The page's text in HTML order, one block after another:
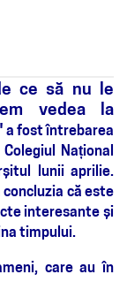
ce să nu le
vedea la
a fost întrebarea
Național
lunii aprilie.
că este
interesante și
timpului.
care au în